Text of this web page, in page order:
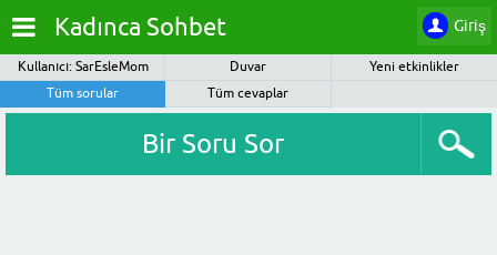
Giriş
Kadınca Sohbet
Kullanıcı: SarEsleMom Duvar
Yeni etkinlikler
Tüm sorular
Tüm cevaplar
Bir Soru Sor